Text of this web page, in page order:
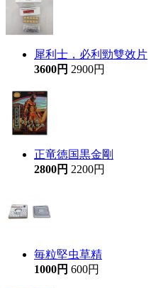
犀利士，必利勁雙效片
3600円 2900円
正竜徳国黒金剛
2800円 2200円
毎粒堅虫草精
1000円 600円